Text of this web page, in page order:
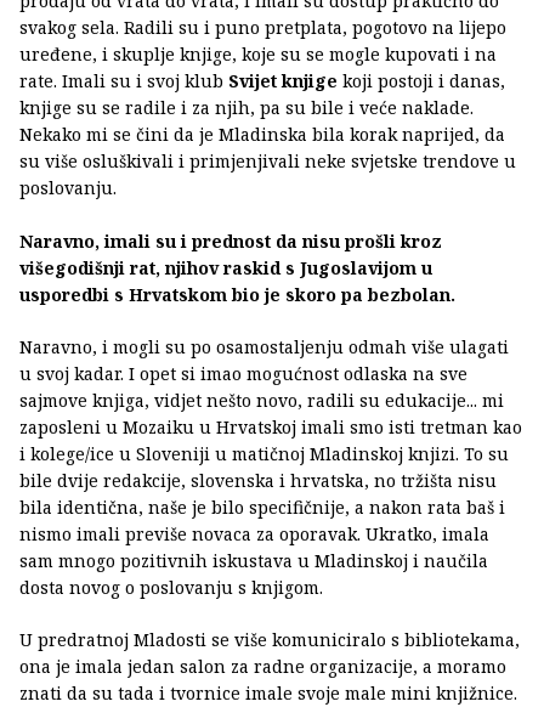
svakog sela. Radili su i puno pretplata, pogotovo na lijepo
uređene, i skuplje knjige, koje su se mogle kupovati i na
rate. Imali su i svoj klub Svijet knjige koji postoji i danas,
knjige su se radile i za njih, pa su bile i veće naklade.
Nekako mi se čini da je Mladinska bila korak naprijed, da
su više osluškivali i primjenjivali neke svjetske trendove u
poslovanju.
Naravno, imali su i prednost da nisu prošli kroz
višegodišnji rat, njihov raskid s Jugoslavijom u
usporedbi s Hrvatskom bio je skoro pa bezbolan.
Naravno, i mogli su po osamostaljenju odmah više ulagati
u svoj kadar. I opet si imao mogućnost odlaska na sve
sajmove knjiga, vidjet nešto novo, radili su edukacije... mi
zaposleni u Mozaiku u Hrvatskoj imali smo isti tretman kao
i kolege/ice u Sloveniji u matičnoj Mladinskoj knjizi. To su
bile dvije redakcije, slovenska i hrvatska, no tržišta nisu
bila identična, naše je bilo specifičnije, a nakon rata baš i
nismo imali previše novaca za oporavak. Ukratko, imala
sam mnogo pozitivnih iskustava u Mladinskoj i naučila
dosta novog o poslovanju s knjigom.
U predratnoj Mladosti se više komuniciralo s bibliotekama,
ona je imala jedan salon za radne organizacije, a moramo
znati da su tada i tvornice imale svoje male mini knjižnice.